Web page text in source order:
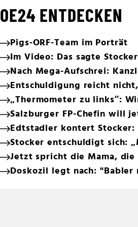
OE24 ENTDECKEN
Pigs-ORF-Team im Porträt
Im Video: Das sagte
Nach Mega-Aufschrei:
Entschuldigung reicht
„Thermometer zu links“:
Salzburger FP-Chefin will
Edtstadler kontert
Stocker entschuldigt sich:
Jetzt spricht die Mama,
Doskozil legt nach: "Babler